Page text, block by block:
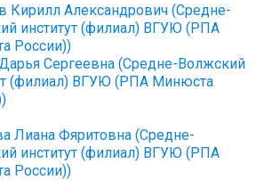
Кирилл Александрович (Средне-
институт (филиал) ВГУЮ (РПА
России))
Сергеевна (Средне-Волжский
(филиал) ВГУЮ (РПА Минюста
Лиана Фяритовна (Средне-
институт (филиал) ВГУЮ (РПА
России))